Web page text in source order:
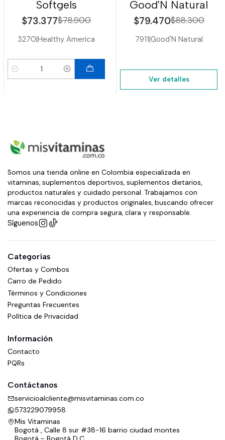
Softgels
$73.377$78.900
3270|Healthy America
Cantidad
Good'N Natural
$79.470$88.300
7911|Good'N Natural
Ver detalles
Somos una tienda online en Colombia especializada en
vitaminas, suplementos deportivos, suplementos dietarios,
productos naturales y cuidado personal. Trabajamos con
marcas reconocidas y productos originales, buscando ofrecer
una experiencia de compra segura, clara y responsable.
Síguenos
Categorías
Ofertas y Combos
Carro de Pedido
Términos y Condiciones
Preguntas Frecuentes
Política de Privacidad
Información
Contacto
PQRs
Contáctanos
servicioalcliente@misvitaminas.com.co
573229079958
Mis Vitaminas
Bogotá , Calle 8 sur #38-16 barrio ciudad montes